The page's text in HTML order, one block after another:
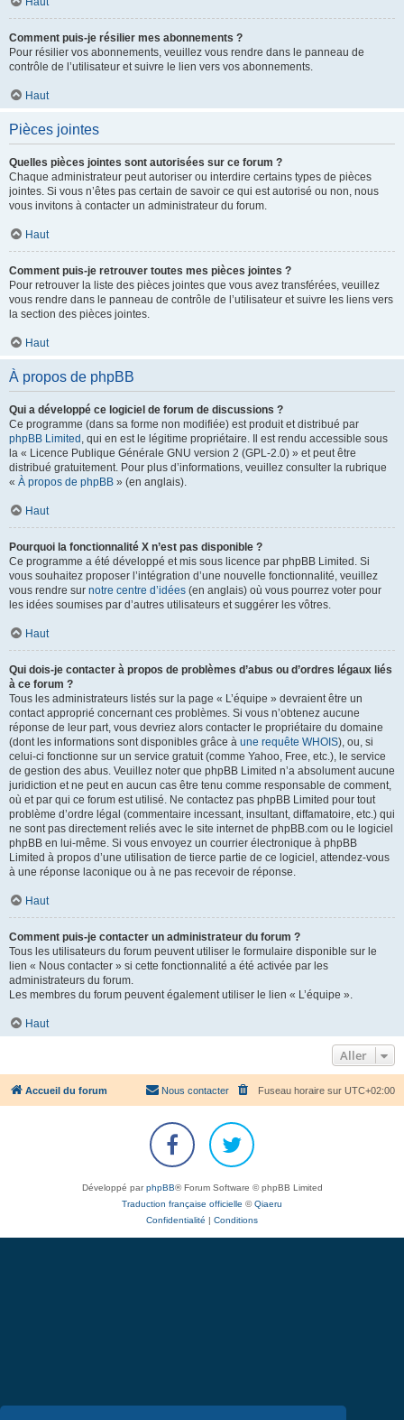
Comment puis-je résilier mes abonnements ?
Pour résilier vos abonnements, veuillez vous rendre dans le panneau de
contrôle de l’utilisateur et suivre le lien vers vos abonnements.
Haut
Pièces jointes
Quelles pièces jointes sont autorisées sur ce forum ?
Chaque administrateur peut autoriser ou interdire certains types de pièces
jointes. Si vous n’êtes pas certain de savoir ce qui est autorisé ou non, nous
vous invitons à contacter un administrateur du forum.
Haut
Comment puis-je retrouver toutes mes pièces jointes ?
Pour retrouver la liste des pièces jointes que vous avez transférées, veuillez
vous rendre dans le panneau de contrôle de l’utilisateur et suivre les liens vers
la section des pièces jointes.
Haut
À propos de phpBB
Qui a développé ce logiciel de forum de discussions ?
Ce programme (dans sa forme non modifiée) est produit et distribué par
phpBB Limited , qui en est le légitime propriétaire. Il est rendu accessible sous
la « Licence Publique Générale GNU version 2 (GPL-2.0) » et peut être
distribué gratuitement. Pour plus d’informations, veuillez consulter la rubrique
« À propos de phpBB » (en anglais).
Haut
Pourquoi la fonctionnalité X n’est pas disponible ?
Ce programme a été développé et mis sous licence par phpBB Limited. Si
vous souhaitez proposer l’intégration d’une nouvelle fonctionnalité, veuillez
vous rendre sur notre centre d’idées (en anglais) où vous pourrez voter pour
les idées soumises par d’autres utilisateurs et suggérer les vôtres.
Haut
Qui dois-je contacter à propos de problèmes d’abus ou d’ordres légaux liés
à ce forum ?
Tous les administrateurs listés sur la page « L’équipe » devraient être un
contact approprié concernant ces problèmes. Si vous n’obtenez aucune
réponse de leur part, vous devriez alors contacter le propriétaire du domaine
(dont les informations sont disponibles grâce à une requête WHOIS), ou, si
celui-ci fonctionne sur un service gratuit (comme Yahoo, Free, etc.), le service
de gestion des abus. Veuillez noter que phpBB Limited n’a absolument aucune
juridiction et ne peut en aucun cas être tenu comme responsable de comment,
où et par qui ce forum est utilisé. Ne contactez pas phpBB Limited pour tout
problème d’ordre légal (commentaire incessant, insultant, diffamatoire, etc.) qui
ne sont pas directement reliés avec le site internet de phpBB.com ou le logiciel
phpBB en lui-même. Si vous envoyez un courrier électronique à phpBB
Limited à propos d’une utilisation de tierce partie de ce logiciel, attendez-vous
à une réponse laconique ou à ne pas recevoir de réponse.
Haut
Comment puis-je contacter un administrateur du forum ?
Tous les utilisateurs du forum peuvent utiliser le formulaire disponible sur le
lien « Nous contacter » si cette fonctionnalité a été activée par les
administrateurs du forum.
Les membres du forum peuvent également utiliser le lien « L’équipe ».
Haut
Aller
Accueil du forum Fuseau horaire sur UTC+02:00
Nous contacter
Développé parphpBB® Forum Software © phpBB Limited
Traduction française officielle ©Qiaeru
Confidentialité
Conditions